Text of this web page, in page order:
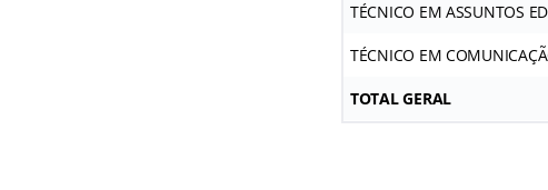
TÉCNICO EM ASSUNTOS
TÉCNICO EM
TOTAL GERAL